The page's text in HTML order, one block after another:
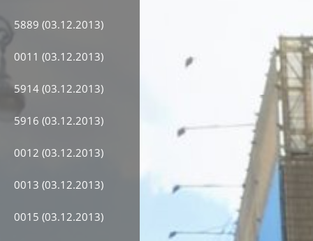
5889 (03.12.2013)
0011 (03.12.2013)
5914 (03.12.2013)
5916 (03.12.2013)
0012 (03.12.2013)
0013 (03.12.2013)
0015 (03.12.2013)